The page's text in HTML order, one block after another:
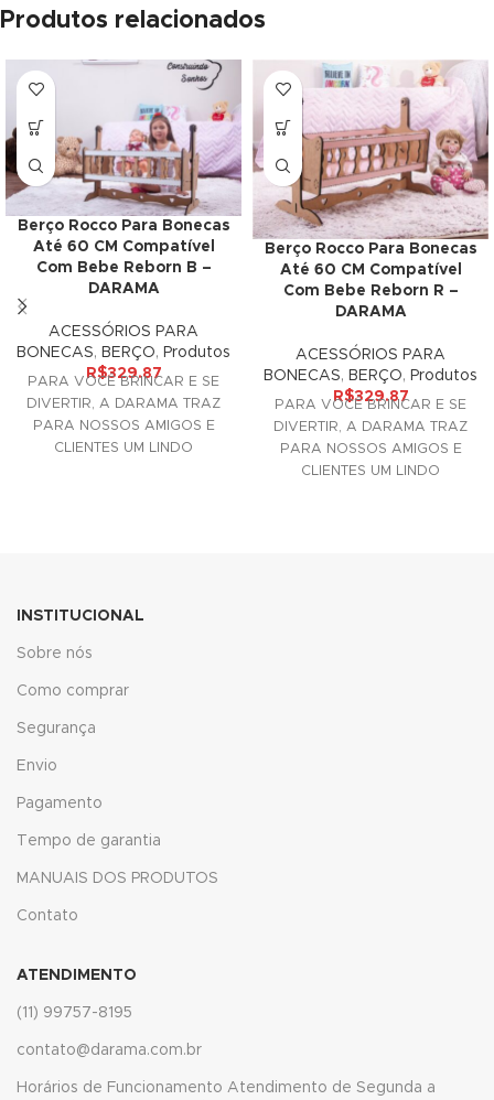
Panel
panel
panel
panel
panel
panel
Produtos relacionados
Berço Rocco Para Bonecas
Até 60 CM Compatível
Com Bebe Reborn B –
DARAMA
ACESSÓRIOS PARA
BONECAS, BERÇO, Produtos
R$329.87
PARA VOCÊ BRINCAR E SE
DIVERTIR, A DARAMA TRAZ
PARA NOSSOS AMIGOS E
CLIENTES UM LINDO
Berço Rocco Para Bonecas
Até 60 CM Compatível
Com Bebe Reborn R –
DARAMA
ACESSÓRIOS PARA
BONECAS, BERÇO, Produtos
R$329.87
PARA VOCÊ BRINCAR E SE
DIVERTIR, A DARAMA TRAZ
PARA NOSSOS AMIGOS E
CLIENTES UM LINDO
INSTITUCIONAL
Sobre nós
Como comprar
Segurança
Envio
Pagamento
Tempo de garantia
MANUAIS DOS PRODUTOS
Contato
ATENDIMENTO
(11) 99757-8195
contato@darama.com.br
Horários de Funcionamento Atendimento de Segunda a